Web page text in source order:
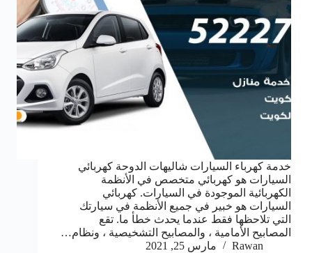
خدمة كهرباء السيارات شاليهات الدوحة كهربائي
السيارات هو كهربائي متخصص في الأنظمة
الكهربائية الموجودة في السيارات. كهربائي
السيارات هو خبير في جميع الأنظمة في سيارتك
التي تلاحظها فقط عندما يحدث خطأ ما. تقع
المصابيح الأمامية ، والمصابيح التشخيصية ، ونظام…
Rawan
مارس 25, 2021